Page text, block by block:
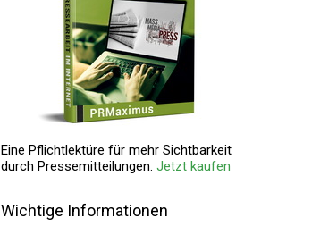
Eine Pflichtlektüre für mehr Sichtbarkeit
durch Pressemitteilungen. Jetzt kaufen
Wichtige Informationen